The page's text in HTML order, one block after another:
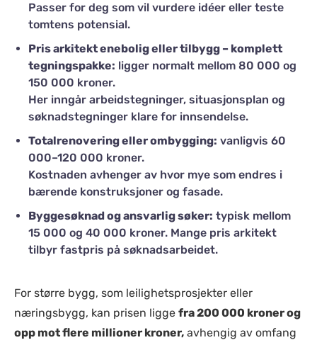
Passer for deg som vil vurdere idéer eller teste
tomtens potensial.
Pris arkitekt enebolig eller tilbygg – komplett
tegningspakke: ligger normalt mellom 80 000 og
150 000 kroner.
Her inngår arbeidstegninger, situasjonsplan og
søknadstegninger klare for innsendelse.
Totalrenovering eller ombygging: vanligvis 60
000–120 000 kroner.
Kostnaden avhenger av hvor mye som endres i
bærende konstruksjoner og fasade.
Byggesøknad og ansvarlig søker: typisk mellom
15 000 og 40 000 kroner. Mange pris arkitekt
tilbyr fastpris på søknadsarbeidet.
For større bygg, som leilighetsprosjekter eller
næringsbygg, kan prisen ligge fra 200 000 kroner og
opp mot flere millioner kroner, avhengig av omfang